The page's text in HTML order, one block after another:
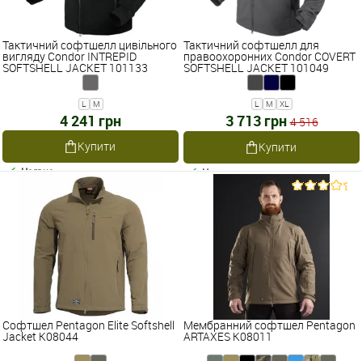
Тактичний софтшелл цивільного
вигляду Condor INTREPID
SOFTSHELL JACKET 101133
L M
4 241 грн
Купити
Наявне
Тактичний софтшелл для
правоохоронних Condor COVERT
SOFTSHELL JACKET 101049
L M XL
3 713 грн 4 516
Купити
Наявне
Софтшел Pentagon Elite Softshell
Jacket K08044
Мембранний софтшел Pentagon
ARTAXES K08011